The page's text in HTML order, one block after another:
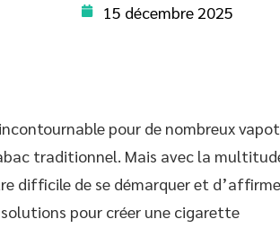
15 décembre 2025
pour de nombreux
traditionnel. Mais avec la
difficile de se démarquer et
pour créer une cigarette